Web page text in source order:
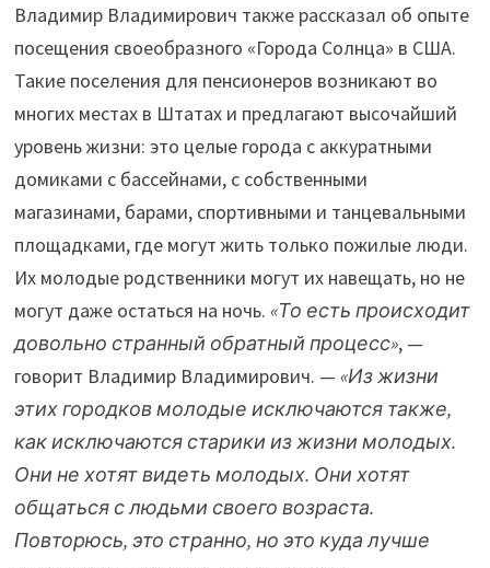
Владимир Владимирович также рассказал об опыте
посещения своеобразного «Города Солнца» в США.
Такие поселения для пенсионеров возникают во
многих местах в Штатах и предлагают высочайший
уровень жизни: это целые города с аккуратными
домиками с бассейнами, с собственными
магазинами, барами, спортивными и танцевальными
площадками, где могут жить только пожилые люди.
Их молодые родственники могут их навещать, но не
могут даже остаться на ночь.«То есть происходит
довольно странный обратный процесс», —
говорит Владимир Владимирович. —«Из жизни
этих городков молодые исключаются также,
как исключаются старики из жизни молодых.
Они не хотят видеть молодых. Они хотят
общаться с людьми своего возраста.
Повторюсь, это странно, но это куда лучше